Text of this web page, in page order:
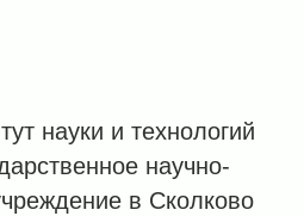
науки и технологий
научно-
в Сколково